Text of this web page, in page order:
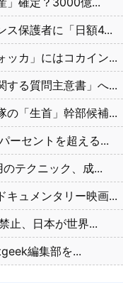
ス保護者に「日額4...
ッカ」にはコカイン...
する質問主意書」へ...
の「生首」幹部候補...
ーセントを超える...
テクニック、成...
キュメンタリー映画...
止、日本が世界...
編集部を...